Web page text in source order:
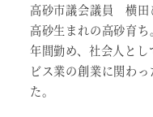
高砂市議会議員 横田
高砂生まれの高砂育
年間勤め、社会人と
ビス業の創業に関わ
た。